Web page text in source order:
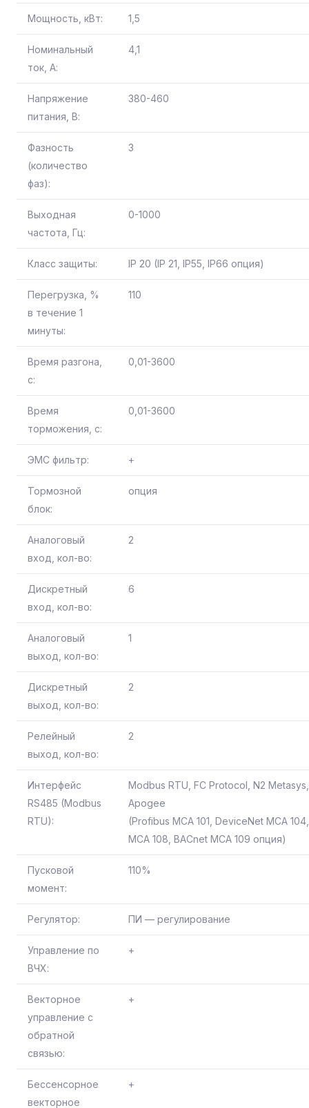
Мощность, кВт: 1,5
Номинальный
ток, А:
4,1
Напряжение
питания, В:
380-460
Фазность
(количество
фаз):
3
Выходная
частота, Гц:
0-1000
Класс защиты: IP 20 (IP 21, IP55, IP66 опция)
Перегрузка, %
в течение 1
минуты:
110
Время разгона,
с:
0,01-3600
Время
торможения, с:
0,01-3600
ЭМС фильтр: +
Тормозной
блок:
опция
Аналоговый
вход, кол-во:
2
Дискретный
вход, кол-во:
6
Аналоговый
выход, кол-во:
1
Дискретный
выход, кол-во:
2
Релейный
выход, кол-во:
2
Интерфейс
RS485 (Modbus
RTU):
Modbus RTU, FC Protocol, N2
Apogee
(Profibus MCA 101, DeviceNet MCA
MCA 108, BACnet MCA 109 опция)
Пусковой
момент:
110%
Регулятор: ПИ — регулирование
Управление по
ВЧХ:
+
Векторное
управление с
обратной
связью:
+
Бессенсорное
векторное
+